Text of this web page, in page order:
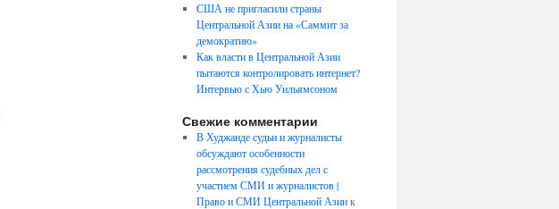
США не пригласили страны
Центральной Азии на «Саммит за
демократию»
Как власти в Центральной Азии
пытаются контролировать интернет?
Интервью с Хью Уильямсоном
Свежие комментарии
В Худжанде судьи и журналисты
обсуждают особенности
рассмотрения судебных дел с
участием СМИ и журналистов |
Право и СМИ Центральной Азиик